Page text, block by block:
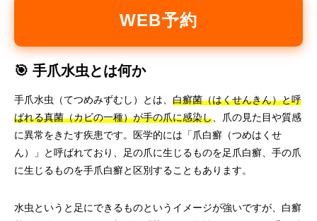
WEB予約
🎯 手爪水虫とは何か
手爪水虫（てつめみずむし）とは、 白癬菌（はくせんきん）と呼
ばれる真菌（カビの一種）が手の爪に感染し 、爪の見た目や質感
に異常をきたす疾患です。医学的には「爪白癬（つめはくせ
ん）」と呼ばれており、足の爪に生じるものを足爪白癬、手の爪
に生じるものを手爪白癬と区別することもあります。
水虫というと足にできるものというイメージが強いですが、白癬